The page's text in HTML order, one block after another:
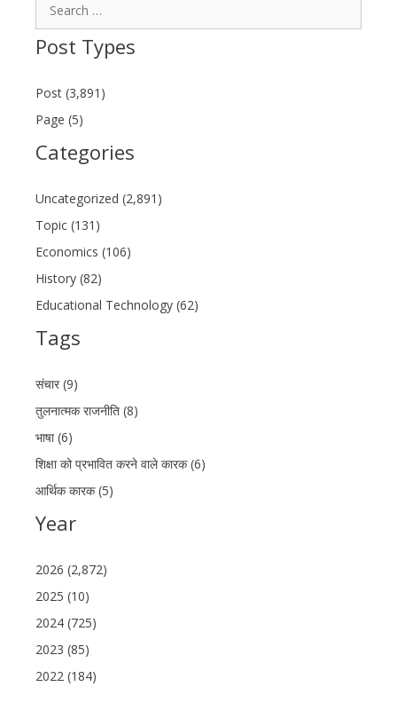
Post Types
Post (3,891)
Page (5)
Categories
Uncategorized (2,891)
Topic (131)
Economics (106)
History (82)
Educational Technology (62)
Tags
संचार (9)
तुलनात्मक राजनीति (8)
भाषा (6)
शिक्षा को प्रभावित करने वाले कारक (6)
आर्थिक कारक (5)
Year
2026 (2,872)
2025 (10)
2024 (725)
2023 (85)
2022 (184)